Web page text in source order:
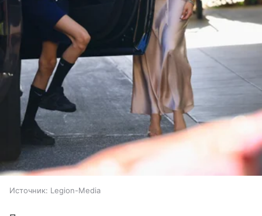
Источник: Legion-Media